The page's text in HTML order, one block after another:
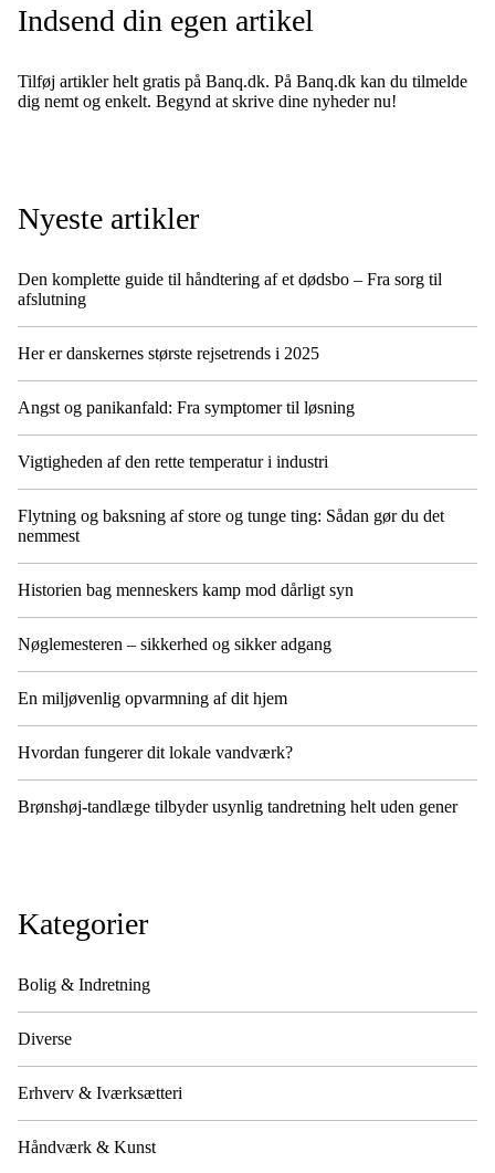
Indsend din egen artikel
Tilføj artikler helt gratis på Banq.dk. På Banq.dk kan du tilmelde
dig nemt og enkelt. Begynd at skrive dine nyheder nu!
Nyeste artikler
Den komplette guide til håndtering af et dødsbo – Fra sorg til
afslutning
Her er danskernes største rejsetrends i 2025
Angst og panikanfald: Fra symptomer til løsning
Vigtigheden af den rette temperatur i industri
Flytning og baksning af store og tunge ting: Sådan gør du det
nemmest
Historien bag menneskers kamp mod dårligt syn
Nøglemesteren – sikkerhed og sikker adgang
En miljøvenlig opvarmning af dit hjem
Hvordan fungerer dit lokale vandværk?
Brønshøj-tandlæge tilbyder usynlig tandretning helt uden gener
Kategorier
Bolig & Indretning
Diverse
Erhverv & Iværksætteri
Håndværk & Kunst